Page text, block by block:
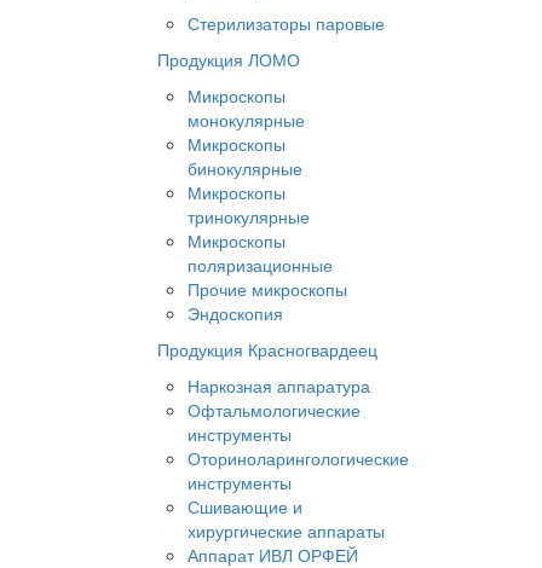
Стерилизаторы паровые
Продукция ЛОМО
Микроскопы
монокулярные
Микроскопы
бинокулярные
Микроскопы
тринокулярные
Микроскопы
поляризационные
Прочие микроскопы
Эндоскопия
Продукция Красногвардеец
Наркозная аппаратура
Офтальмологические
инструменты
Оториноларингологические
инструменты
Сшивающие и
хирургические аппараты
Аппарат ИВЛ ОРФЕЙ